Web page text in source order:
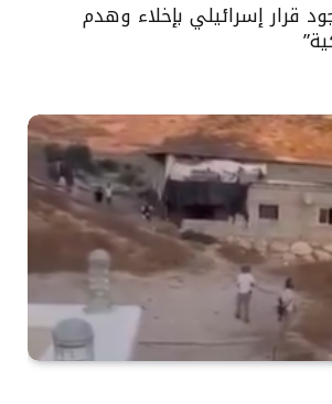
قرار إسرائيلي بإخلاء وهدم